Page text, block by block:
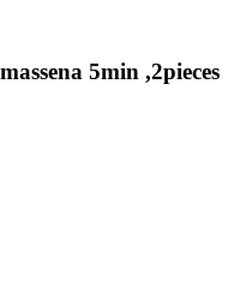
5min ,2pieces